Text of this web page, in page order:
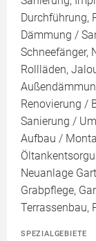
Durchführung,
Dämmung /
Schneefänger,
Rollläden,
Renovierung /
Sanierung /
Aufbau /
Neuanlage
Grabpflege,
Terrassenbau,
SPEZIALGEBIETE